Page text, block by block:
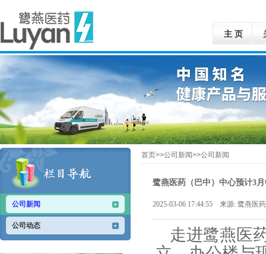
主 页
公司新闻
公司动态
首页>>公司新闻>>公司新闻
鹭燕医药（巴中）中心预计3
2025-03-06 17:44:55 来源: 鹭燕医
走进鹭燕医